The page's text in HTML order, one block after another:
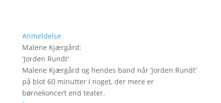
Anmeldelse
Malene Kjærgård:
'Jorden Rundt'
Malene Kjærgård og hendes band når ’Jorden Rundt’
på blot 60 minutter i noget, der mere er
børnekoncert end teater.